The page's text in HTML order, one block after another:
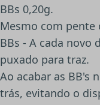
BBs 0,20g.
Mesmo com pente
BBs - A cada novo
puxado para traz.
Ao acabar as BB's
trás, evitando o